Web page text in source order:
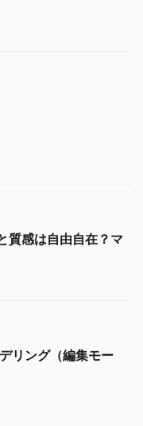
質感は自由自在？マ
リング（編集モー